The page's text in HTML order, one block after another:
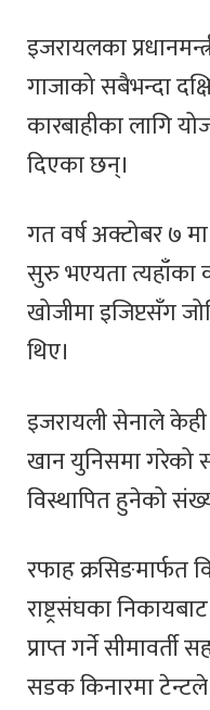
इजरायलका
गाजाको सबैभन्दा
कारबाहीका लागि
दिएका छन्।
गत वर्ष अक्टोबर ७
सुरु भएयता त्यहाँका
खोजीमा इजिप्टसँग
थिए।
इजरायली सेनाले
खान युनिसमा गरेको
विस्थापित हुनेको
रफाह क्रसिङमार्फत
राष्ट्रसंघका
प्राप्त गर्ने
सडक किनारमा